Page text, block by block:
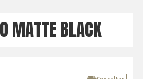
MATTE BLACK